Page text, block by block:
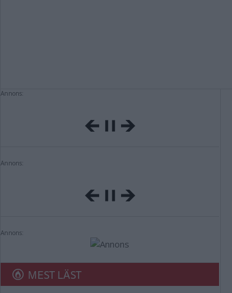
Annons:
Annons:
Annons:
MEST LÄST